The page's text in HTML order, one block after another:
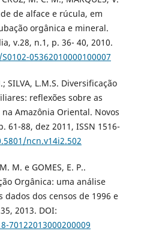
de alface e rúcula, em
orgânica e mineral.
v.28, n.1, p. 36- 40, 2010.
05362010000100007
SILVA, L.M.S. Diversificação
reflexões sobre as
Amazônia Oriental. Novos
61-88, dez 2011, ISSN 1516-
ncn.v14i2.502
M. e GOMES, E. P..
Orgânica: uma análise
dos censos de 1996 e
2013. DOI:
70122013000200009